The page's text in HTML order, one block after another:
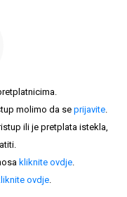
molimo da se prijavite.
ili je pretplata istekla,
kliknite ovdje.
ovdje.